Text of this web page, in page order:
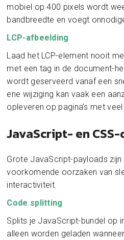
mobiel op 400 pixels wordt
bandbreedte en voegt
LCP-afbeelding
Laad het LCP-element nooit
met een tag in de document-
wordt geserveerd vanaf een
ene wijziging kan vaak een
opleveren op pagina’s met
JavaScript- en
Grote JavaScript-payloads
voorkomende oorzaken van
interactiviteit.
Code splitting
Splits je JavaScript-bundel op
alleen worden geladen